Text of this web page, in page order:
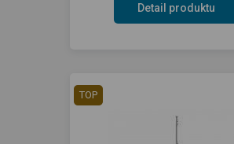
Detail produktu
TOP